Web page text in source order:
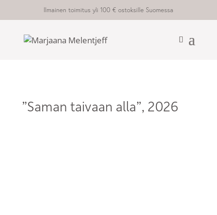
Ilmainen toimitus yli 100 € ostoksille Suomessa
”Saman taivaan alla”, 2026